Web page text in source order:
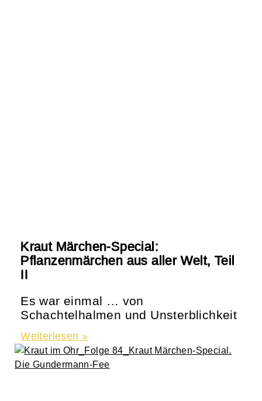
Kraut Märchen-Special:
Pflanzenmärchen aus aller Welt, Teil
II
Es war einmal … von
Schachtelhalmen und Unsterblichkeit
Weiterlesen »